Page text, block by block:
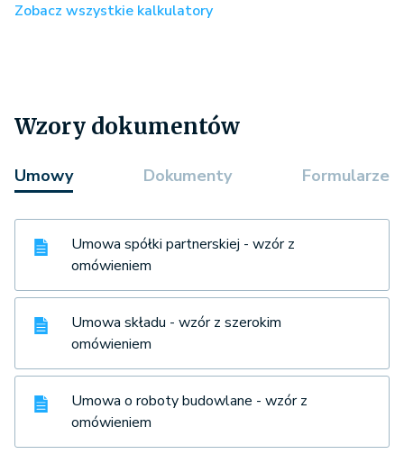
Zobacz wszystkie kalkulatory
Wzory dokumentów
Umowy Dokumenty Formularze
Umowa spółki partnerskiej - wzór z
omówieniem
Umowa składu - wzór z szerokim
omówieniem
Umowa o roboty budowlane - wzór z
omówieniem